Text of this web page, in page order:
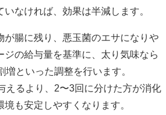
なければ、効果は半減します。
が腸に残り、悪玉菌のエサになりや
ジの給与量を基準に、太り気味なら
といった調整を行います。
えるより、2〜3回に分けた方が消化
も安定しやすくなります。